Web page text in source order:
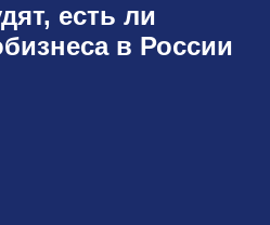
есть ли
в России